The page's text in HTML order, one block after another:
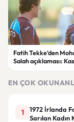
Fatih Tekke’den
Salah açıklaması:
EN ÇOK
1
1972 İrlanda
Sarılan Kadın